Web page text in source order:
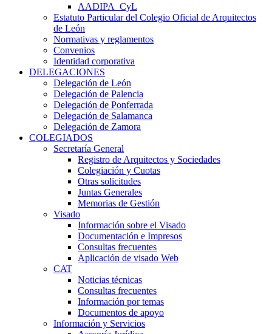
AADIPA_CyL
Estatuto Particular del Colegio Oficial de Arquitectos
de León
Normativas y reglamentos
Convenios
Identidad corporativa
DELEGACIONES
Delegación de León
Delegación de Palencia
Delegación de Ponferrada
Delegación de Salamanca
Delegación de Zamora
COLEGIADOS
Secretaría General
Registro de Arquitectos y Sociedades
Colegiación y Cuotas
Otras solicitudes
Juntas Generales
Memorias de Gestión
Visado
Información sobre el Visado
Documentación e Impresos
Consultas frecuentes
Aplicación de visado Web
CAT
Noticias técnicas
Consultas frecuentes
Información por temas
Documentos de apoyo
Información y Servicios